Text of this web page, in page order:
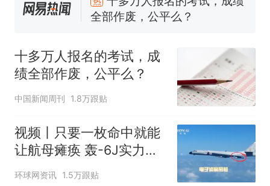
全部作废，公平么？
家，刚改国名，总统就邀请中
国大使骑行绕了几乎整个国境
线一圈，还曾两次到中国寻根
搬家报价570元，搬到楼下交
5060元才肯搬上楼！女子傻眼
了……
视频丨只要一枚命中就能让航
空调24小时开着反而更省电？
电力部门回应
佛山一中学招聘物理教师，笔
试前13名均遭淘汰？教育局：
十多万人报名的考试，成
绩全部作废，公平么？
中国新闻周刊 1.8万跟贴
视频丨只要一枚命中就能
让航母瘫痪 轰-6J实力有
多强？
环球网资讯 1.5万跟贴